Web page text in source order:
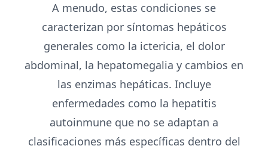
A menudo, estas condiciones se
caracterizan por síntomas hepáticos
generales como la ictericia, el dolor
abdominal, la hepatomegalia y cambios en
las enzimas hepáticas. Incluye
enfermedades como la hepatitis
autoinmune que no se adaptan a
clasificaciones más específicas dentro del